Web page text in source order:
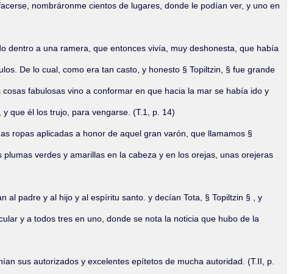
nombráronme cientos de lugares, donde le podían ver, y uno en
dentro a una ramera, que entonces vivía, muy deshonesta, que había
De lo cual, como era tan casto, y honesto § Topiltzin, § fue grande
fabulosas vino a conformar en que hacia la mar se había ido y
que él los trujo, para vengarse. (T.1, p. 14)
ropas aplicadas a honor de aquel gran varón, que llamamos §
verdes y amarillas en la cabeza y en los orejas, unas orejeras
al padre y al hijo y al espíritu santo. y decían Tota, § Topiltzin § , y
y a todos tres en uno, donde se nota la noticia que hubo de la
sus autorizados y excelentes epítetos de mucha autoridad. (T.II, p.